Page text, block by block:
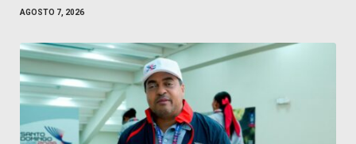
AGOSTO 7, 2026